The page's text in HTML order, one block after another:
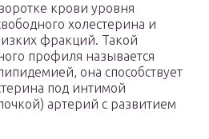
крови уровня
холестерина и
фракций. Такой
профиля называется
она способствует
под интимой
артерий с развитием